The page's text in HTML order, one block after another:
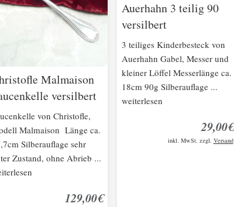
Malmaison
versilbert
von Christofle,
Malmaison Länge ca.
Silberauflage sehr
Zustand, ohne Abrieb ...
129,00€
Auerhahn 3 teilig 90
versilbert
3 teiliges Kinderbesteck von
Auerhahn Gabel, Messer und
kleiner Löffel Messerlänge ca.
18cm 90g Silberauflage ...
weiterlesen
29,00€
inkl. MwSt. zzgl. Versand